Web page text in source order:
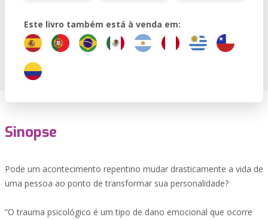
Este livro também está à venda em:
Sinopse
Pode um acontecimento repentino mudar drasticamente a vida de
uma pessoa ao ponto de transformar sua personalidade?
“O trauma psicológico é um tipo de dano emocional que ocorre